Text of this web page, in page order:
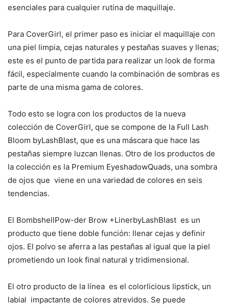
esenciales para cualquier rutina de maquillaje.
Para CoverGirl, el primer paso es iniciar el maquillaje con
una piel limpia, cejas naturales y pestañas suaves y llenas;
este es el punto de partida para realizar un look de forma
fácil, especialmente cuando la combinación de sombras es
parte de una misma gama de colores.
Todo esto se logra con los productos de la nueva
colección de CoverGirl, que se compone de la Full Lash
Bloom byLashBlast, que es una máscara que hace las
pestañas siempre luzcan llenas. Otro de los productos de
la colección es la Premium EyeshadowQuads, una sombra
de ojos que viene en una variedad de colores en seis
tendencias.
El BombshellPow-der Brow +LinerbyLashBlast es un
producto que tiene doble función: llenar cejas y definir
ojos. El polvo se aferra a las pestañas al igual que la piel
prometiendo un look final natural y tridimensional.
El otro producto de la línea es el colorlicious lipstick, un
labial impactante de colores atrevidos. Se puede